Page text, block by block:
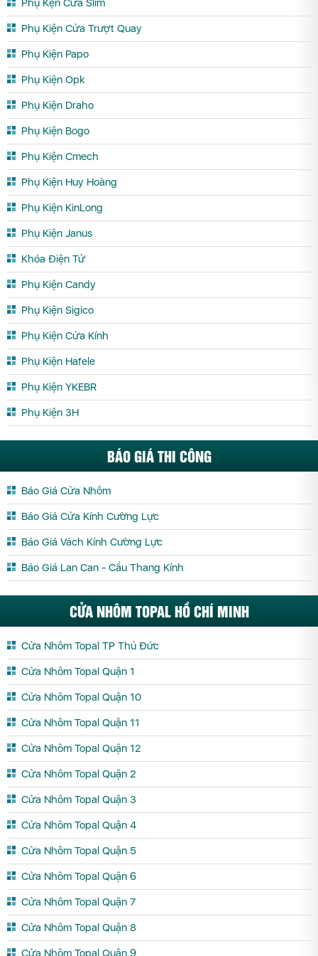
Phụ Kện Cửa Slim
Phụ Kiện Cửa Trượt Quay
Phụ Kiện Papo
Phụ Kiện Opk
Phụ Kiện Draho
Phụ Kiện Bogo
Phụ Kiện Cmech
Phụ Kiện Huy Hoàng
Phụ Kiện KinLong
Phụ Kiện Janus
Khóa Điện Tử
Phụ Kiện Candy
Phụ Kiện Sigico
Phụ Kiện Cửa Kính
Phụ Kiện Hafele
Phụ Kiện YKEBR
Phụ Kiện 3H
BÁO GIÁ THI CÔNG
Báo Giá Cửa Nhôm
Báo Giá Cửa Kính Cường Lực
Báo Giá Vách Kính Cường Lực
Báo Giá Lan Can - Cầu Thang Kính
CỬA NHÔM TOPAL HỒ CHÍ MINH
Cửa Nhôm Topal TP Thủ Đức
Cửa Nhôm Topal Quận 1
Cửa Nhôm Topal Quận 10
Cửa Nhôm Topal Quận 11
Cửa Nhôm Topal Quận 12
Cửa Nhôm Topal Quận 2
Cửa Nhôm Topal Quận 3
Cửa Nhôm Topal Quận 4
Cửa Nhôm Topal Quận 5
Cửa Nhôm Topal Quận 6
Cửa Nhôm Topal Quận 7
Cửa Nhôm Topal Quận 8
Cửa Nhôm Topal Quận 9